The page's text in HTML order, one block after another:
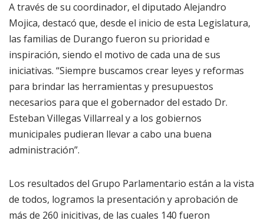
A través de su coordinador, el diputado Alejandro
Mojica, destacó que, desde el inicio de esta Legislatura,
las familias de Durango fueron su prioridad e
inspiración, siendo el motivo de cada una de sus
iniciativas. “Siempre buscamos crear leyes y reformas
para brindar las herramientas y presupuestos
necesarios para que el gobernador del estado Dr.
Esteban Villegas Villarreal y a los gobiernos
municipales pudieran llevar a cabo una buena
administración”.
Los resultados del Grupo Parlamentario están a la vista
de todos, logramos la presentación y aprobación de
más de 260 inicitivas, de las cuales 140 fueron